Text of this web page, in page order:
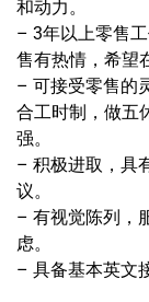
和动力。
– 3年以上零售
售有热情，希望
– 可接受零售的
合工时制，做五
强。
– 积极进取，具
议。
– 有视觉陈列，
虑。
– 具备基本英文